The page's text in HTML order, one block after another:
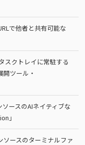
で他者と共有可能な
スクトレイに常駐する
ツール・
ースのAIネイティブな
」
ースのターミナルファ